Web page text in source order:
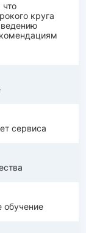
круга
сервиса
обучение